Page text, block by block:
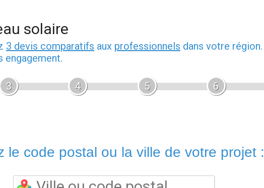
solaire
3 devis comparatifs aux professionnels dans votre région.
engagement.
3 4 5 6
le code postal ou la ville de votre projet :